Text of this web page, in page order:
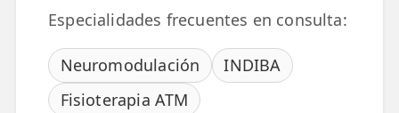
✅ Punción Seca
✅ Ondas de Choque
✅ EPTE - EPI
Especialidades frecuentes en consulta:
Neuromodulación
INDIBA
Fisioterapia ATM